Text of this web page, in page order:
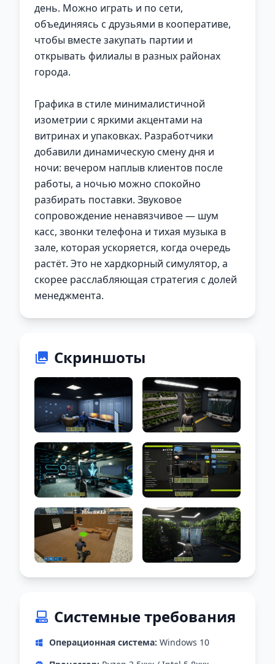
день. Можно играть и по сети,
объединяясь с друзьями в кооперативе,
чтобы вместе закупать партии и
открывать филиалы в разных районах
города.
Графика в стиле минималистичной
изометрии с яркими акцентами на
витринах и упаковках. Разработчики
добавили динамическую смену дня и
ночи: вечером наплыв клиентов после
работы, а ночью можно спокойно
разбирать поставки. Звуковое
сопровождение ненавязчивое — шум
касс, звонки телефона и тихая музыка в
зале, которая ускоряется, когда очередь
растёт. Это не хардкорный симулятор, а
скорее расслабляющая стратегия с долей
менеджмента.
Скриншоты
Системные требования
Операционная система: Windows 10